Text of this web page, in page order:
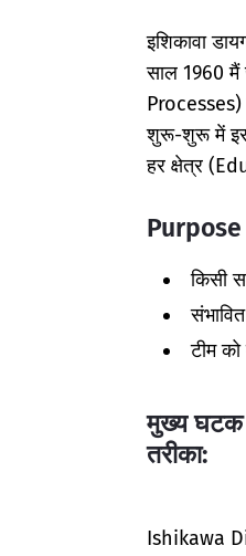
इशिकावा
साल 1960 मैं
शुरू-शुरू में
हर क्षेत्र
किसी
टीम
मुख्य
तरीका:
Ishikawa